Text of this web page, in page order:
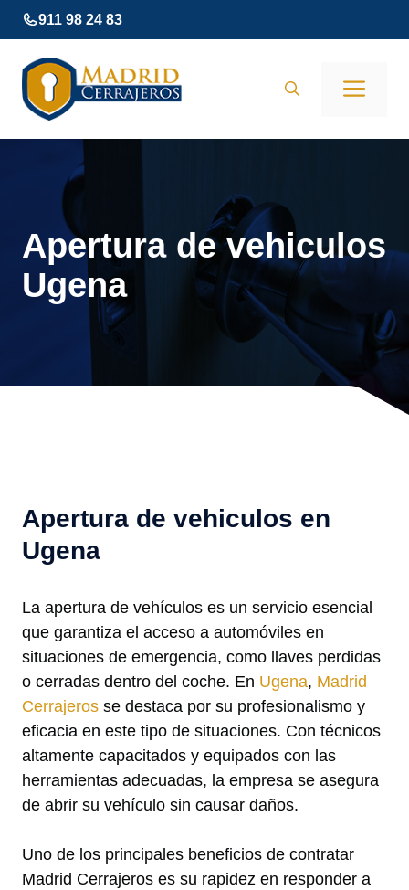
Saltar
al
contenido
911 98 24 83
Apertura de vehiculos
Ugena
Apertura de vehiculos en
Ugena
La apertura de vehículos es un servicio esencial
que garantiza el acceso a automóviles en
situaciones de emergencia, como llaves perdidas
o cerradas dentro del coche. En Ugena, Madrid
Cerrajeros se destaca por su profesionalismo y
eficacia en este tipo de situaciones. Con técnicos
altamente capacitados y equipados con las
herramientas adecuadas, la empresa se asegura
de abrir su vehículo sin causar daños.
Uno de los principales beneficios de contratar
Madrid Cerrajeros es su rapidez en responder a